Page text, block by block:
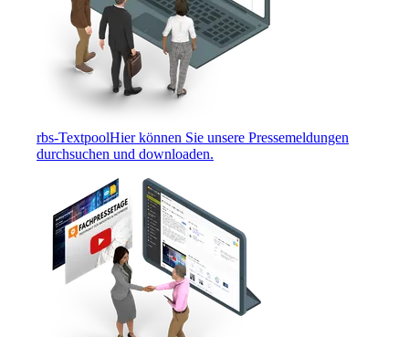
rbs-TextpoolHier können Sie unsere Pressemeldungen
durchsuchen und downloaden.